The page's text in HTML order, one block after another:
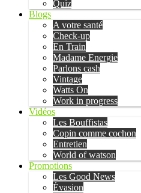
Quiz
Blogs
A votre santé
Check-up
En Train
Madame Energie
Parlons cash
Vintage
Watts On
Work in progress
Vidéos
Les Bouffistas
Copin comme cochon
Entretien
World of watson
Promotions
Les Good News
Évasion